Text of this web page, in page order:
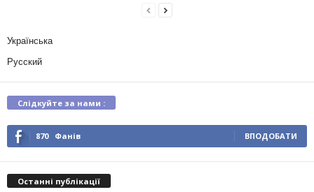
Українська
Русский
Слідкуйте за нами :
870 Фанів ВПОДОБАТИ
Останні публікації